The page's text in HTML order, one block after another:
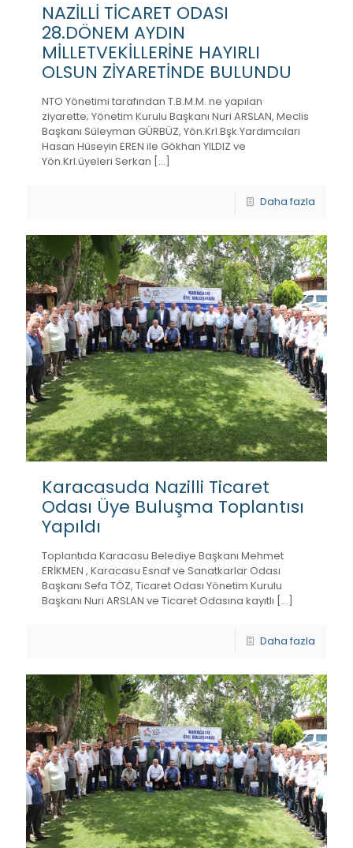
NAZİLLİ TİCARET ODASI
28.DÖNEM AYDIN
MİLLETVEKİLLERİNE HAYIRLI
OLSUN ZİYARETİNDE BULUNDU
NTO Yönetimi tarafından T.B.M.M. ne yapılan
ziyarette; Yönetim Kurulu Başkanı Nuri ARSLAN, Meclis
Başkanı Süleyman GÜRBÜZ, Yön.Krl.Bşk.Yardımcıları
Hasan Hüseyin EREN ile Gökhan YILDIZ ve
Yön.Krl.üyeleri Serkan […]
Daha fazla
Karacasuda Nazilli Ticaret
Odası Üye Buluşma Toplantısı
Yapıldı
Toplantıda Karacasu Belediye Başkanı Mehmet
ERİKMEN , Karacasu Esnaf ve Sanatkarlar Odası
Başkanı Sefa TÖZ, Ticaret Odası Yönetim Kurulu
Başkanı Nuri ARSLAN ve Ticaret Odasına kayıtlı […]
Daha fazla